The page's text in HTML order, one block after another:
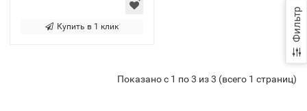
Фильтр
Купить в 1 клик
Показано с 1 по 3 из 3 (всего 1 страниц)